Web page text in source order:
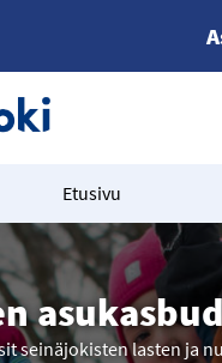
Etusivu
seinäjokisten lasten ja